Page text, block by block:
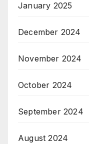
January 2025
December 2024
November 2024
October 2024
September 2024
August 2024